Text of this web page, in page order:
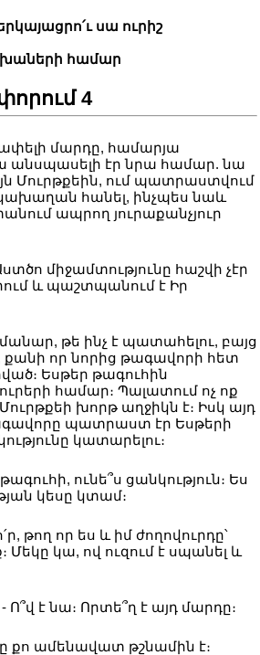
սա ուրիշ
համար
4
մարդը, համարյա
անսպասելի էր նրա համար. նա
Մուրթքեին, ում պատրաստվում
հանել, ինչպես նաև
ապրող յուրաքանչյուր
միջամտությունը հաշվի չէր
և պաշտպանում է Իր
թե ինչ է պատահելու, բայց
որ նորից թագավորի հետ
Եսթեր թագուհին
համար։ Պալատում ոչ ոք
խորթ աղջիկն է։ Իսկ այդ
պատրաստ էր Եսթերի
կատարելու։
ունե՞ս ցանկություն։ Ես
կեսը կտամ։
թող որ ես և իմ ժողովուրդը՝
Մեկը կա, ով ուզում է սպանել և
- Ո՞վ է նա։ Որտե՞ղ է այդ մարդը։
քո ամենավատ թշնամին է։